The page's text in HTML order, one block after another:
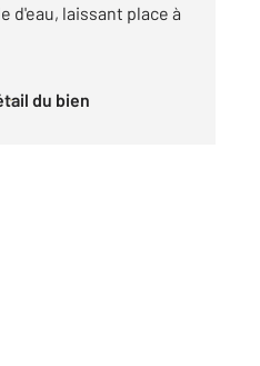
d'eau, laissant place à
du bien